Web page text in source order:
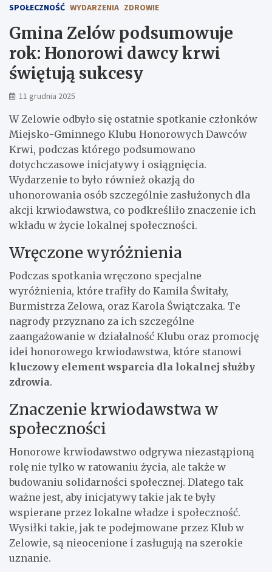
SPOŁECZNOŚĆ WYDARZENIA ZDROWIE
Gmina Zelów podsumowuje
rok: Honorowi dawcy krwi
świętują sukcesy
11 grudnia 2025
W Zelowie odbyło się ostatnie spotkanie członków
Miejsko-Gminnego Klubu Honorowych Dawców
Krwi, podczas którego podsumowano
dotychczasowe inicjatywy i osiągnięcia.
Wydarzenie to było również okazją do
uhonorowania osób szczególnie zasłużonych dla
akcji krwiodawstwa, co podkreśliło znaczenie ich
wkładu w życie lokalnej społeczności.
Wręczone wyróżnienia
Podczas spotkania wręczono specjalne
wyróżnienia, które trafiły do Kamila Świtały,
Burmistrza Zelowa, oraz Karola Świątczaka. Te
nagrody przyznano za ich szczególne
zaangażowanie w działalność Klubu oraz promocję
idei honorowego krwiodawstwa, które stanowi
kluczowy element wsparcia dla lokalnej służby
zdrowia.
Znaczenie krwiodawstwa w
społeczności
Honorowe krwiodawstwo odgrywa niezastąpioną
rolę nie tylko w ratowaniu życia, ale także w
budowaniu solidarności społecznej. Dlatego tak
ważne jest, aby inicjatywy takie jak te były
wspierane przez lokalne władze i społeczność.
Wysiłki takie, jak te podejmowane przez Klub w
Zelowie, są nieocenione i zasługują na szerokie
uznanie.